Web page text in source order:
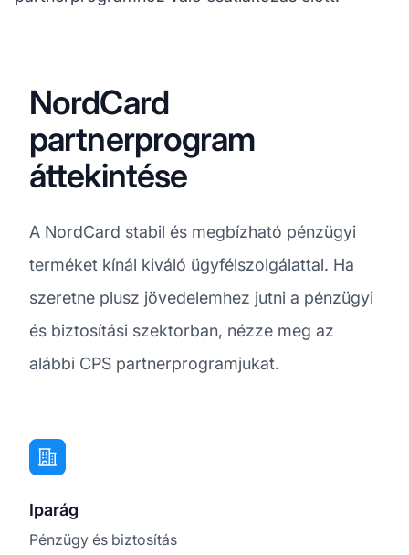
NordCard
partnerprogram
áttekintése
A NordCard stabil és megbízható pénzügyi
terméket kínál kiváló ügyfélszolgálattal. Ha
szeretne plusz jövedelemhez jutni a pénzügyi
és biztosítási szektorban, nézze meg az
alábbi CPS partnerprogramjukat.
Iparág
Pénzügy és biztosítás